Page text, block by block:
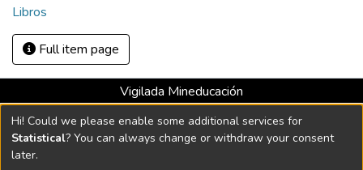
Libros
Full item page
Vigilada Mineducación
Universidad con Acreditación Institucional hasta 2026 -
Resolución MEN 2158 de 2018
Hi! Could we please enable some additional services for
Statistical? You can always change or withdraw your consent
later.